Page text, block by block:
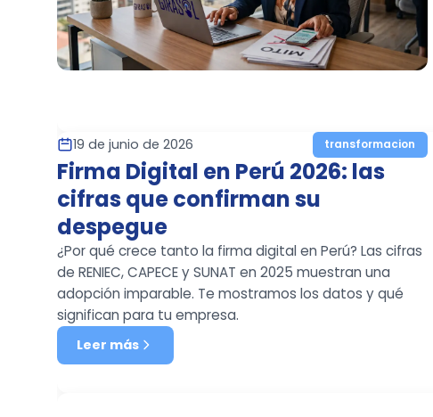
19 de junio de 2026 transformacion
Firma Digital en Perú 2026: las
cifras que confirman su
despegue
¿Por qué crece tanto la firma digital en Perú? Las cifras
de RENIEC, CAPECE y SUNAT en 2025 muestran una
adopción imparable. Te mostramos los datos y qué
significan para tu empresa.
Leer más